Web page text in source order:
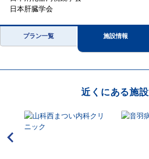
日本肝臓学会
プラン一覧 施設情報
近くにある施設